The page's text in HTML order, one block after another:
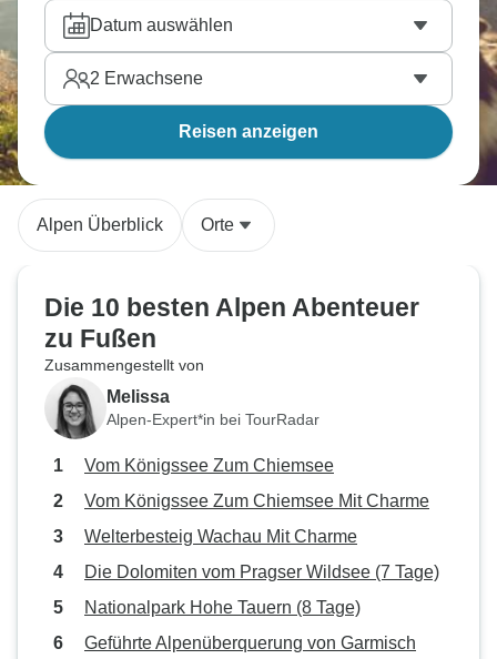
Datum auswählen
2 Erwachsene
Reisen anzeigen
Alpen Überblick Orte
Die 10 besten Alpen Abenteuer
zu Fußen
Zusammengestellt von
Melissa
Alpen-Expert*in bei TourRadar
Vom Königssee Zum Chiemsee
Vom Königssee Zum Chiemsee Mit Charme
Welterbesteig Wachau Mit Charme
Die Dolomiten vom Pragser Wildsee (7 Tage)
Nationalpark Hohe Tauern (8 Tage)
Geführte Alpenüberquerung von Garmisch